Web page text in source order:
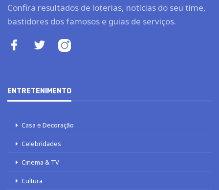
Confira resultados de loterias, notícias do seu time,
bastidores dos famosos e guias de serviços.
ENTRETENIMENTO
Casa e Decoração
Celebridades
Cinema & TV
Cultura